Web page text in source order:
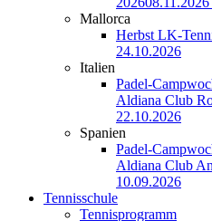
Mallorca
Herbst LK-
24.10.2026
Italien
Padel-
Aldiana Club
22.10.2026
Spanien
Padel-
Aldiana Club
10.09.2026
Tennisschule
Tennisprogramm